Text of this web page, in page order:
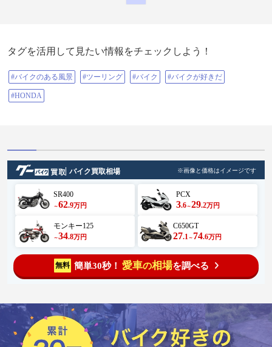
タグを活用して見たい情報をチェックしよう！
#バイクのある風景 #ツーリング #バイク #バイクが好きだ
#HONDA
バイク買取相場 ※画像と価格はイメージです
SR400
～62.9万円
PCX
3.6～29.2万円
モンキー125
～34.8万円
C650GT
27.1 ～ 74.6万円
無料 簡単30秒！ 愛車の相場を調べる